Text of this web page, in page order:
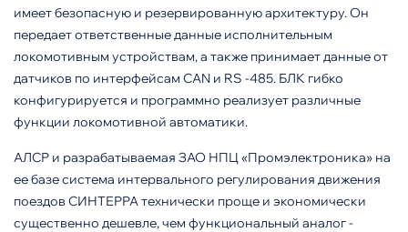
имеет безопасную и резервированную архитектуру. Он
передает ответственные данные исполнительным
локомотивным устройствам, а также принимает данные от
датчиков по интерфей­сам CAN и RS -485. БЛК гибко
конфигурируется и программно реализует различные
функции локомотивной автоматики.
АЛСР и разрабатываемая ЗАО НПЦ «Промэлектроника» на
ее базе система интервального ре­гулирования движения
поездов СИНТЕРРА технически проще и экономически
существенно дешев­ле, чем функциональный аналог -